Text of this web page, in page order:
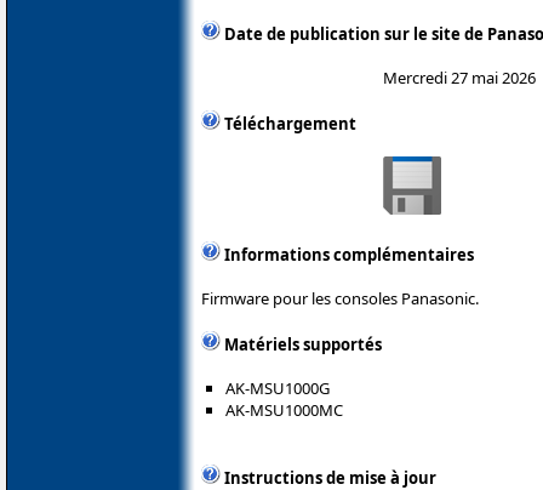
Date de publication sur le site de
Mercredi 27 mai 2026
Téléchargement
Informations complémentaires
Firmware pour les consoles Panasonic.
Matériels supportés
AK-MSU1000G
AK-MSU1000MC
Instructions de mise à jour